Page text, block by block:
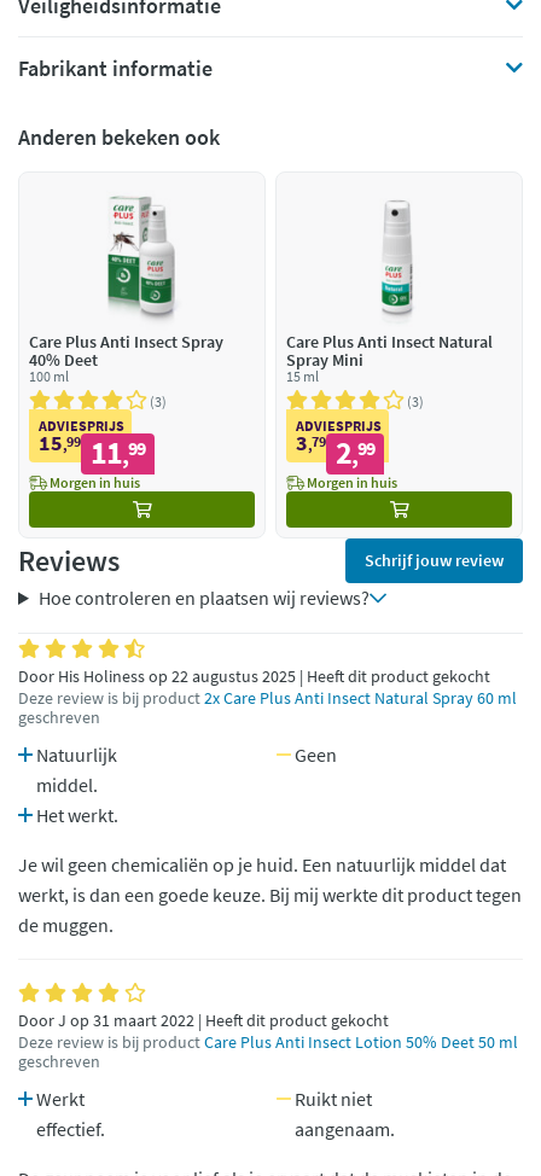
Fabrikant informatie
Anderen bekeken ook
Care Plus Anti Insect Spray
40% Deet
100 ml
3
ADVIESPRIJS
15,99 11,99
Morgen in huis
Care Plus Anti Insect Natural
Spray Mini
15 ml
3
ADVIESPRIJS
3,79 2,99
Morgen in huis
Reviews Schrijf jouw review
Hoe controleren en plaatsen wij reviews?
Door His Holiness op 22 augustus 2025 | Heeft dit product gekocht
Deze review is bij product2x Care Plus Anti Insect Natural Spray 60 ml
geschreven
Natuurlijk
middel.
Het werkt.
Geen
Je wil geen chemicaliën op je huid. Een natuurlijk middel dat
werkt, is dan een goede keuze. Bij mij werkte dit product tegen
de muggen.
Door J op 31 maart 2022 | Heeft dit product gekocht
Deze review is bij productCare Plus Anti Insect Lotion 50% Deet 50 ml
geschreven
Werkt
effectief.
Ruikt niet
aangenaam.